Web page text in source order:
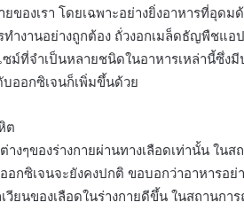
ของเรา โดยเฉพาะอย่างยิ่งอาหารที่อุด
ทำงานอย่างถูกต้อง ถั่วงอกเมล็ดธัญพืชแ
ม์ที่จำเป็นหลายชนิดในอาหารเหล่านี้ซึ่ง
ออกซิเจนก็เพิ่มขึ้นด้วย
ต
างๆของร่างกายผ่านทางเลือดเท่านั้น ใน
อกซิเจนจะยังคงปกติ ขอบอกว่าอาหารอ
ยนของเลือดในร่างกายดีขึ้น ในสถานกา